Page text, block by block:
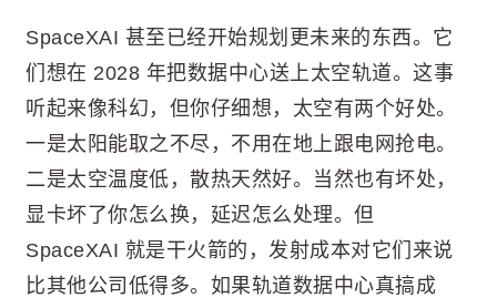
SpaceXAI 甚至已经开始规划更未来的东西。它
们想在 2028 年把数据中心送上太空轨道。这事
听起来像科幻，但你仔细想，太空有两个好处。
一是太阳能取之不尽，不用在地上跟电网抢电。
二是太空温度低，散热天然好。当然也有坏处，
显卡坏了你怎么换，延迟怎么处理。但
SpaceXAI 就是干火箭的，发射成本对它们来说
比其他公司低得多。如果轨道数据中心真搞成